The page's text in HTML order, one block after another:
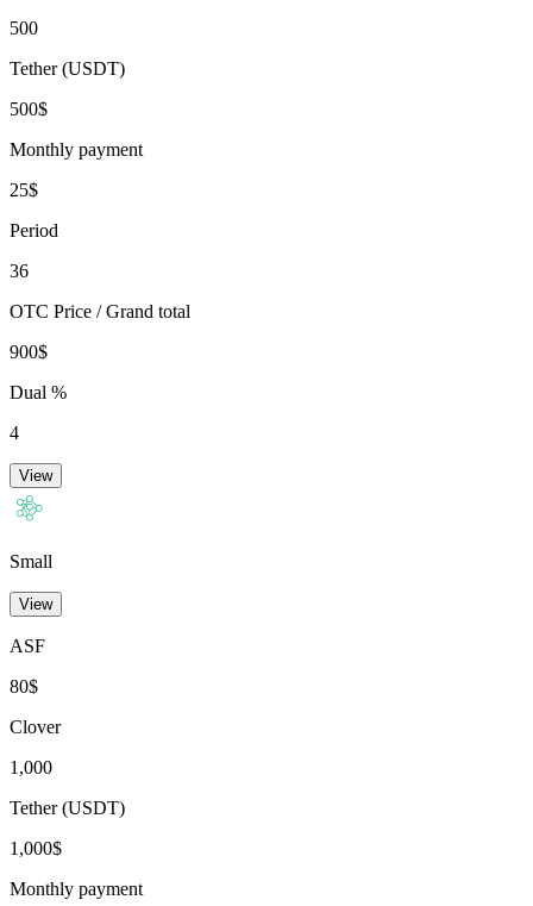
500
Tether (USDT)
500$
Monthly payment
25$
Period
36
OTC Price / Grand total
900$
Dual %
4
View
Small
View
ASF
80$
Clover
1,000
Tether (USDT)
1,000$
Monthly payment